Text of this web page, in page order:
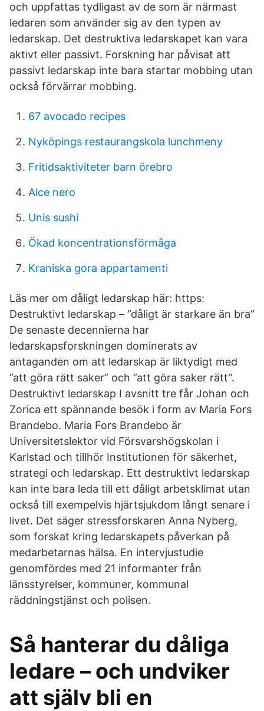
och uppfattas tydligast av de som är närmast
ledaren som använder sig av den typen av
ledarskap. Det destruktiva ledarskapet kan vara
aktivt eller passivt. Forskning har påvisat att
passivt ledarskap inte bara startar mobbing utan
också förvärrar mobbing.
67 avocado recipes
Nyköpings restaurangskola lunchmeny
Fritidsaktiviteter barn örebro
Alce nero
Unis sushi
Ökad koncentrationsförmåga
Kraniska gora appartamenti
Läs mer om dåligt ledarskap här: https:
Destruktivt ledarskap – ”dåligt är starkare än bra”
De senaste decennierna har
ledarskapsforskningen dominerats av
antaganden om att ledarskap är liktydigt med
”att göra rätt saker” och ”att göra saker rätt”.
Destruktivt ledarskap I avsnitt tre får Johan och
Zorica ett spännande besök i form av Maria Fors
Brandebo. Maria Fors Brandebo är
Universitetslektor vid Försvarshögskolan i
Karlstad och tillhör Institutionen för säkerhet,
strategi och ledarskap. Ett destruktivt ledarskap
kan inte bara leda till ett dåligt arbetsklimat utan
också till exempelvis hjärtsjukdom långt senare i
livet. Det säger stressforskaren Anna Nyberg,
som forskat kring ledarskapets påverkan på
medarbetarnas hälsa. En intervjustudie
genomfördes med 21 informanter från
länsstyrelser, kommuner, kommunal
räddningstjänst och polisen.
Så hanterar du dåliga
ledare – och undviker
att själv bli en